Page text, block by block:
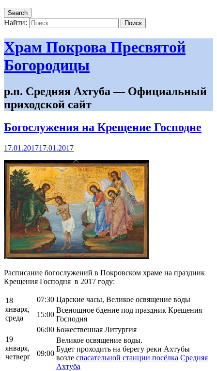
Search
Найти:
Храм Покрова Пресвятой
Богородицы
р.п. Средняя Ахтуба — Официальный
приходской сайт
Богослужения на Крещение Господне
17.01.201717.01.2017
Расписание богослужений в Покровском храме на праздник
Крещения Господня в 2017 году:
18
января,
среда
07:30 Царские часы, Великое освящение воды
15:00
Всенощное бдение под праздник Крещения
Господня
19
января,
четверг
06:00 Божественная Литургия
09:00
Великое освящение воды.
Будет проходить на берегу реки Ахтубы
возле спасательной станции посёлка Средняя
Ахтуба